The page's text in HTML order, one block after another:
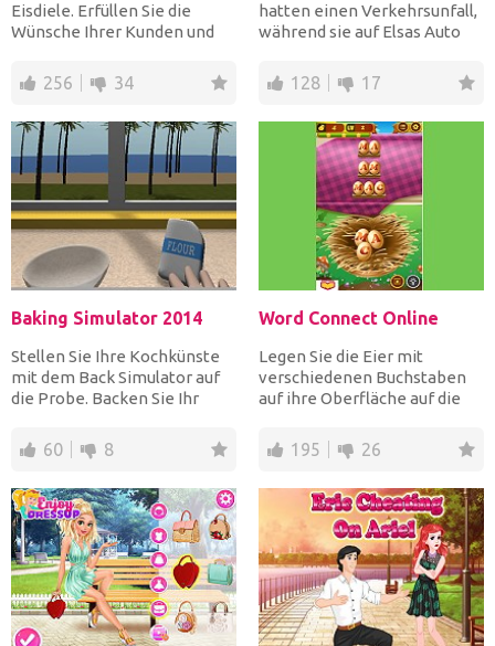
Eisdiele. Erfüllen Sie die
Wünsche Ihrer Kunden und
256 34
hatten einen Verkehrsunfall,
während sie auf Elsas Auto
128 17
Baking Simulator 2014
Stellen Sie Ihre Kochkünste
mit dem Back Simulator auf
die Probe. Backen Sie Ihr
60 8
Word Connect Online
Legen Sie die Eier mit
verschiedenen Buchstaben
auf ihre Oberfläche auf die
195 26